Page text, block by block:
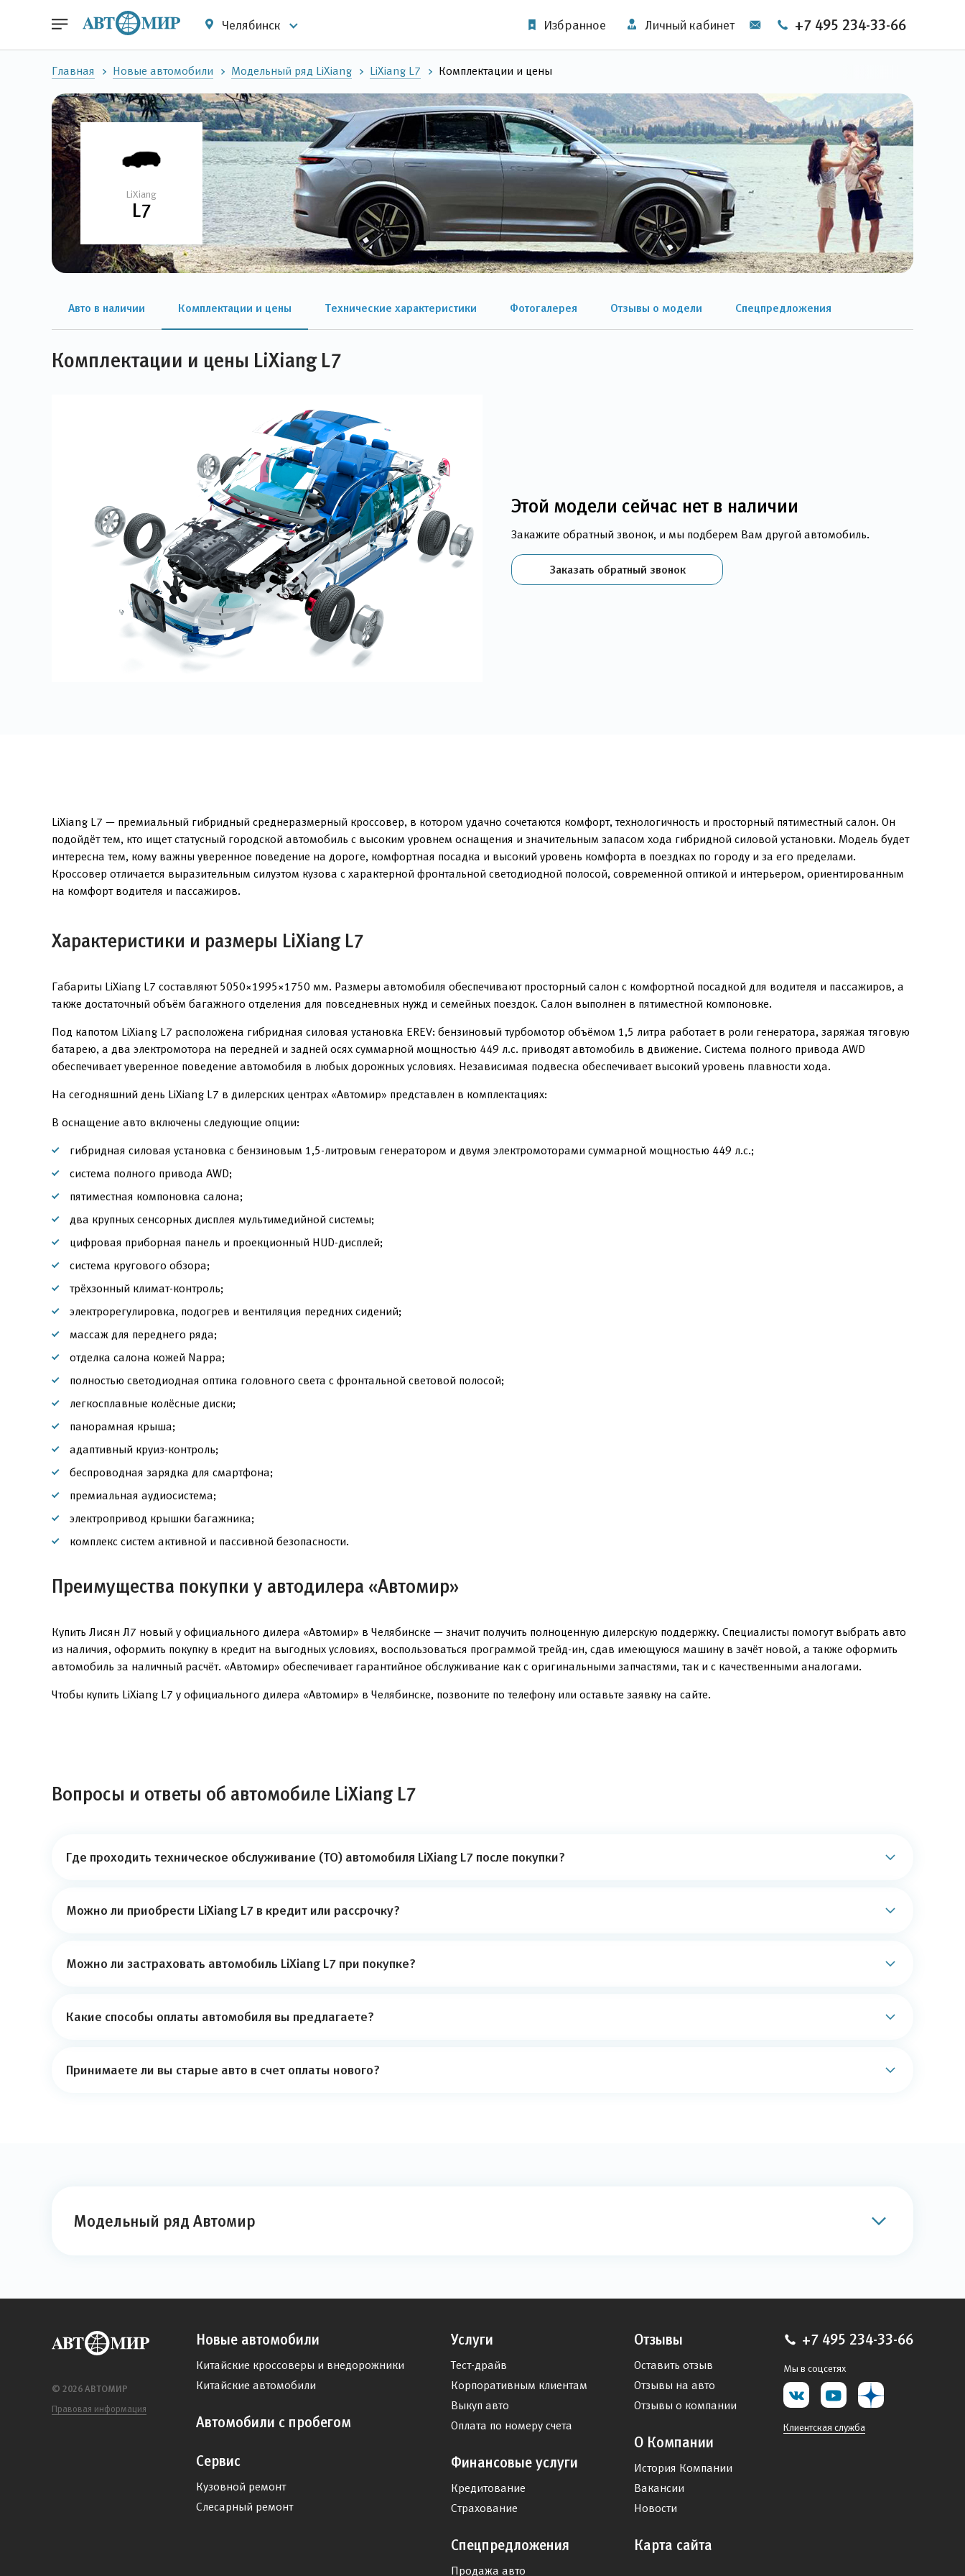
Челябинск Избранное Личный кабинет +7 495 234-33-66
Главная Новые автомобили Модельный ряд LiXiang LiXiang L7 Комплектации и цены
LiXiang
L7
Авто в наличии Комплектации и цены Технические характеристики Фотогалерея Отзывы о модели Спецпредложения
Комплектации и цены LiXiang L7
Этой модели сейчас нет в наличии
Закажите обратный звонок, и мы подберем Вам другой автомобиль.
Заказать обратный звонок
LiXiang L7 — премиальный гибридный среднеразмерный кроссовер, в котором удачно сочетаются комфорт, технологичность и просторный пятиместный салон. Он
подойдёт тем, кто ищет статусный городской автомобиль с высоким уровнем оснащения и значительным запасом хода гибридной силовой установки. Модель будет
интересна тем, кому важны уверенное поведение на дороге, комфортная посадка и высокий уровень комфорта в поездках по городу и за его пределами.
Кроссовер отличается выразительным силуэтом кузова с характерной фронтальной светодиодной полосой, современной оптикой и интерьером, ориентированным
на комфорт водителя и пассажиров.
Характеристики и размеры LiXiang L7
Габариты LiXiang L7 составляют 5050×1995×1750 мм. Размеры автомобиля обеспечивают просторный салон с комфортной посадкой для водителя и пассажиров, а
также достаточный объём багажного отделения для повседневных нужд и семейных поездок. Салон выполнен в пятиместной компоновке.
Под капотом LiXiang L7 расположена гибридная силовая установка EREV: бензиновый турбомотор объёмом 1,5 литра работает в роли генератора, заряжая тяговую
батарею, а два электромотора на передней и задней осях суммарной мощностью 449 л.с. приводят автомобиль в движение. Система полного привода AWD
обеспечивает уверенное поведение автомобиля в любых дорожных условиях. Независимая подвеска обеспечивает высокий уровень плавности хода.
На сегодняшний день LiXiang L7 в дилерских центрах «Автомир» представлен в комплектациях:
В оснащение авто включены следующие опции:
гибридная силовая установка с бензиновым 1,5-литровым генератором и двумя электромоторами суммарной мощностью 449 л.с.;
система полного привода AWD;
пятиместная компоновка салона;
два крупных сенсорных дисплея мультимедийной системы;
цифровая приборная панель и проекционный HUD-дисплей;
система кругового обзора;
трёхзонный климат-контроль;
электрорегулировка, подогрев и вентиляция передних сидений;
массаж для переднего ряда;
отделка салона кожей Nappa;
полностью светодиодная оптика головного света с фронтальной световой полосой;
легкосплавные колёсные диски;
панорамная крыша;
адаптивный круиз-контроль;
беспроводная зарядка для смартфона;
премиальная аудиосистема;
электропривод крышки багажника;
комплекс систем активной и пассивной безопасности.
Преимущества покупки у автодилера «Автомир»
Купить Лисян Л7 новый у официального дилера «Автомир» в Челябинске — значит получить полноценную дилерскую поддержку. Специалисты помогут выбрать авто
из наличия, оформить покупку в кредит на выгодных условиях, воспользоваться программой трейд-ин, сдав имеющуюся машину в зачёт новой, а также оформить
автомобиль за наличный расчёт. «Автомир» обеспечивает гарантийное обслуживание как с оригинальными запчастями, так и с качественными аналогами.
Чтобы купить LiXiang L7 у официального дилера «Автомир» в Челябинске, позвоните по телефону или оставьте заявку на сайте.
Вопросы и ответы об автомобиле LiXiang L7
Где проходить техническое обслуживание (ТО) автомобиля LiXiang L7 после покупки?
Можно ли приобрести LiXiang L7 в кредит или рассрочку?
Можно ли застраховать автомобиль LiXiang L7 при покупке?
Какие способы оплаты автомобиля вы предлагаете?
Принимаете ли вы старые авто в счет оплаты нового?
Модельный ряд Автомир
© 2026 АВТОМИР
Правовая информация
Новые автомобили
Китайские кроссоверы и внедорожники
Китайские автомобили
Автомобили с пробегом
Сервис
Кузовной ремонт
Слесарный ремонт
Услуги
Тест-драйв
Корпоративным клиентам
Выкуп авто
Оплата по номеру счета
Финансовые услуги
Кредитование
Страхование
Спецпредложения
Продажа авто
Отзывы
Оставить отзыв
Отзывы на авто
Отзывы о компании
О Компании
История Компании
Вакансии
Новости
Карта сайта
+7 495 234-33-66
Мы в соцсетях
Клиентская служба